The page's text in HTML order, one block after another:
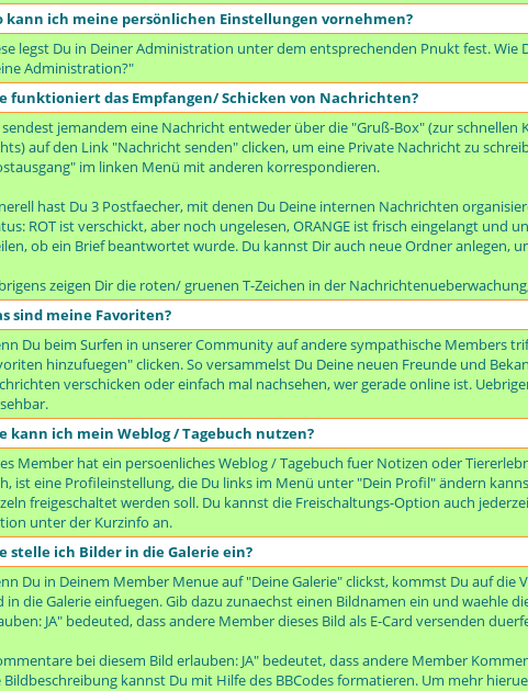
kann ich meine persönlichen Einstellungen vornehmen?
legst Du in Deiner Administration unter dem entsprechenden Pnukt fest.
Administration?"
funktioniert das Empfangen/ Schicken von Nachrichten?
sendest jemandem eine Nachricht entweder über die "Gruß-Box" (zur
auf den Link "Nachricht senden" clicken, um eine Private Nachricht zu
im linken Menü mit anderen korrespondieren.
hast Du 3 Postfaecher, mit denen Du Deine internen Nachrichten
ROT ist verschickt, aber noch ungelesen, ORANGE ist frisch eingelangt und
ob ein Brief beantwortet wurde. Du kannst Dir auch neue Ordner anlegen,
zeigen Dir die roten/ gruenen T-Zeichen in der
sind meine Favoriten?
Du beim Surfen in unserer Community auf andere sympathische Members
hinzufuegen" clicken. So versammelst Du Deine neuen Freunde und
verschicken oder einfach mal nachsehen, wer gerade online ist.
kann ich mein Weblog / Tagebuch nutzen?
Member hat ein persoenliches Weblog / Tagebuch fuer Notizen oder
ist eine Profileinstellung, die Du links im Menü unter "Dein Profil" ändern
freigeschaltet werden soll. Du kannst die Freischaltungs-Option auch
unter der Kurzinfo an.
stelle ich Bilder in die Galerie ein?
Du in Deinem Member Menue auf "Deine Galerie" clickst, kommst Du auf
in die Galerie einfuegen. Gib dazu zunaechst einen Bildnamen ein und waehle
JA" bedeuted, dass andere Member dieses Bild als E-Card versenden
bei diesem Bild erlauben: JA" bedeutet, dass andere Member
Bildbeschreibung kannst Du mit Hilfe des BBCodes formatieren. Um mehr